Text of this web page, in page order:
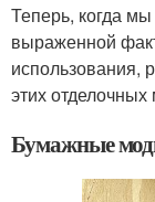
Теперь, когда
выраженной
использования,
этих
Бумажные